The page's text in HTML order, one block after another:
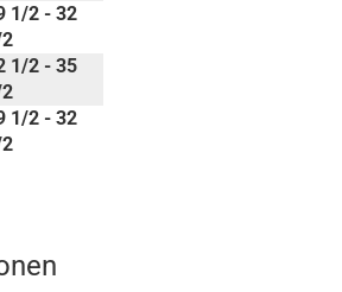
1/2 - 32
1/2 - 35
1/2 - 32